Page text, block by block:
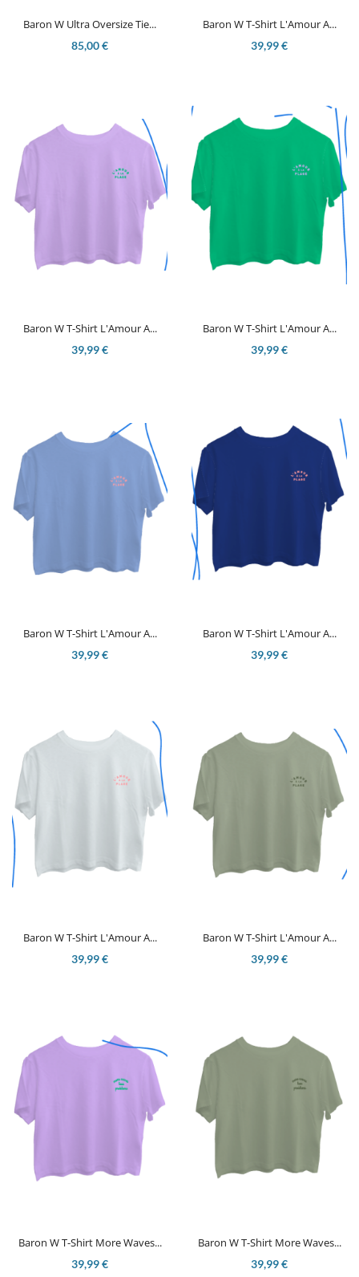
Baron W Ultra Oversize Tie...
85,00 €
Baron W T-Shirt L'Amour A...
39,99 €
Baron W T-Shirt L'Amour A...
39,99 €
Baron W T-Shirt L'Amour A...
39,99 €
Baron W T-Shirt L'Amour A...
39,99 €
Baron W T-Shirt L'Amour A...
39,99 €
Baron W T-Shirt L'Amour A...
39,99 €
Baron W T-Shirt L'Amour A...
39,99 €
Baron W T-Shirt More Waves...
39,99 €
Baron W T-Shirt More Waves...
39,99 €